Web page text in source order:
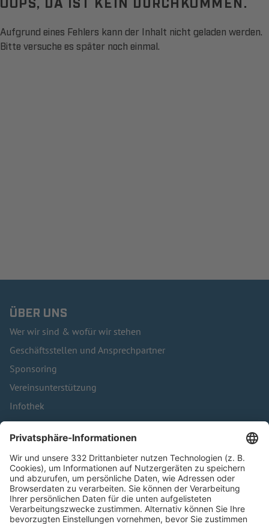
Aufgrund eines Fehlers kann der Inhalt nicht geladen werden.
Bitte versuche es später noch einmal.
ÜBER UNS
Wer wir sind & wofür wir stehen
Geschäftsstellen und Ansprechpartner
Sponsoring
Vereinsunterstützung
Infothek
Kontakt
HÄUFIG BESUCHTE SEITEN
Pässe und Vereinswechsel
Trainerausbildung
Schulungsangebot Vereinsmitarbeiter